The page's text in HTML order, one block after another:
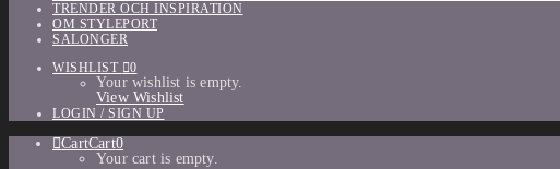
TRENDER OCH INSPIRATION
OM STYLEPORT
SALONGER
WISHLIST
0
Your wishlist is empty.
View Wishlist
LOGIN / SIGN UP
CartCart0
Your cart is empty.